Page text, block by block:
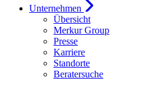
Unternehmen
Übersicht
Merkur Group
Presse
Karriere
Standorte
Beratersuche